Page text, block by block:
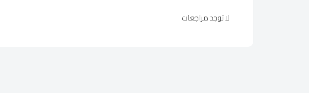
لا توجد مراجعات